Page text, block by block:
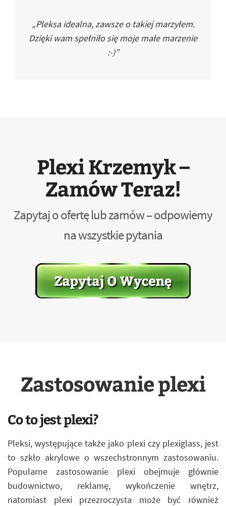
„Pleksa idealna, zawsze o takiej marzyłem.
Dzięki wam spełniło się moje małe marzenie
:-)”
Plexi Krzemyk –
Zamów Teraz!
Zapytaj o ofertę lub zamów – odpowiemy
na wszystkie pytania
Zastosowanie plexi
Co to jest plexi?
Pleksi, występujące także jako plexi czy plexiglass, jest
to szkło akrylowe o wszechstronnym zastosowaniu.
Popularne zastosowanie plexi obejmuje głównie
budownictwo, reklamę, wykończenie wnętrz,
natomiast plexi przezroczysta może być również